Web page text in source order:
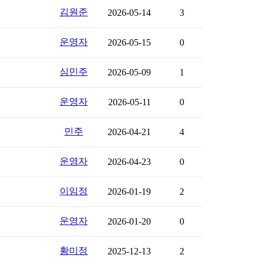
김원준 2026-05-14 3
운영자 2026-05-15 0
심민주 2026-05-09 1
운영자 2026-05-11 0
민주 2026-04-21 4
운영자 2026-04-23 0
이임정 2026-01-19 2
운영자 2026-01-20 0
황미정 2025-12-13 2